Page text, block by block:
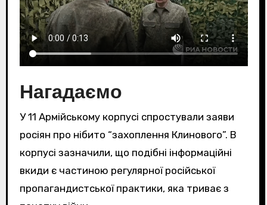
Нагадаємо
У 11 Армійському корпусі спростували заяви
росіян про нібито “захоплення Клинового”. В
корпусі зазначили, що подібні інформаційні
вкиди є частиною регулярної російської
пропагандистської практики, яка триває з